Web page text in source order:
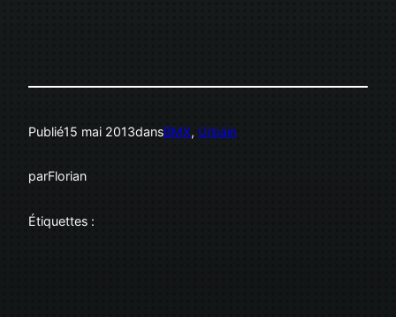
Publié15 mai 2013dansBMX, Urbain
parFlorian
Étiquettes :